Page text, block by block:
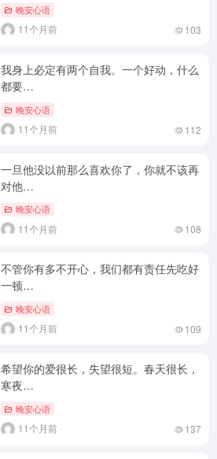
晚安心语
11个月前 103
我身上必定有两个自我。一个好动，什么
都要…
晚安心语
11个月前 112
一旦他没以前那么喜欢你了，你就不该再
对他…
晚安心语
11个月前 108
不管你有多不开心，我们都有责任先吃好
一顿…
晚安心语
11个月前 109
希望你的爱很长，失望很短。春天很长，
寒夜…
晚安心语
11个月前 137